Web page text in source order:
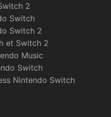
2
Switch
Switch 2
et Switch 2
Music
Switch
Nintendo Switch